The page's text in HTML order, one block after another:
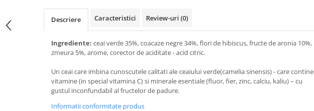
Descriere Caracteristici Review-uri (0)
Ingrediente: ceai verde 35%, coacaze negre 34%, flori de hibiscus, fructe de aronia 10%,
zmeura 5%, arome, corector de aciditate - acid citric.
Un ceai care imbina cunoscutele calitati ale ceaiului verde(camelia sinensis) - care contine
vitamine (in special vitamina C) si minerale esentiale (fluor, fier, zinc, calciu, kaliu) – cu
gustul inconfundabil al fructelor de padure.
Informatii conformitate produs